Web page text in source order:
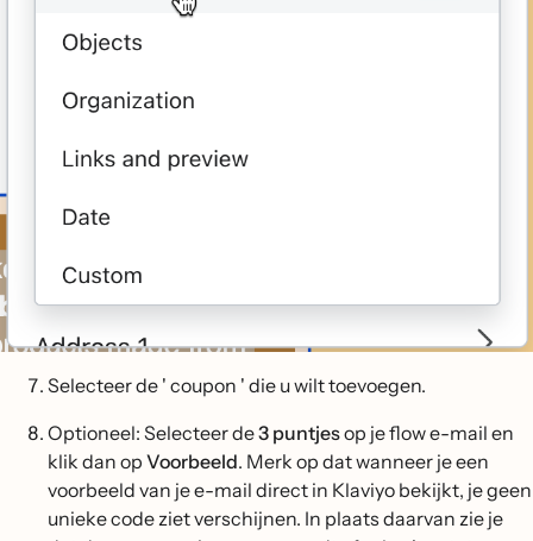
Selecteer de ' coupon ' die u wilt toevoegen.
Optioneel: Selecteer de3 puntjesop je flow e-mail en
klik dan op Voorbeeld. Merk op dat wanneer je een
voorbeeld van je e-mail direct in Klaviyo bekijkt, je geen
unieke code ziet verschijnen. In plaats daarvan zie je